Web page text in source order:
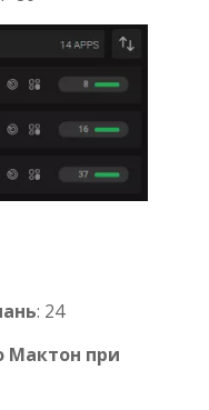
: 24
Мактон при